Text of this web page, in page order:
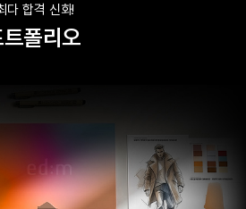
다 합격 신화!
폴리오